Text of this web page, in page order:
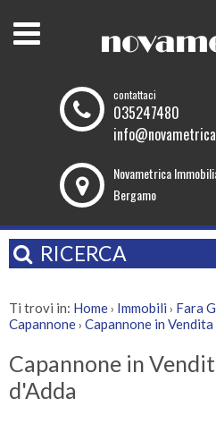
contattaci
035247480
Novametrica
Bergamo
RICERCA
Ti trovi in: Home› Immobili › Fara
Capannone› Capannone in
Capannone in
d'Adda